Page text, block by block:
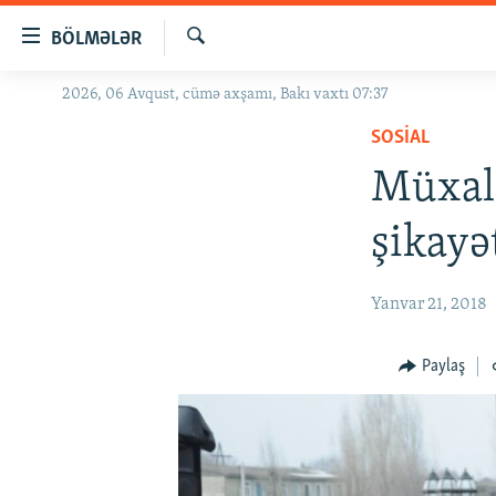
BÖLMƏLƏR
GÜNDƏM
Axtar
2026, 06 Avqust, cümə axşamı, Bakı vaxtı 07:37
SOSIAL
Yanvar 21, 2018
Paylaş